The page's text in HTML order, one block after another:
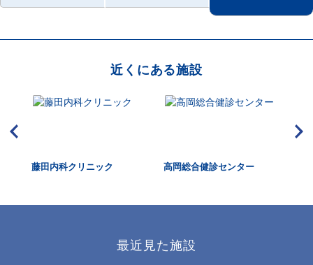
近くにある施設
藤田内科クリニック 高岡総合健診センター
最近見た施設